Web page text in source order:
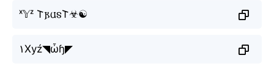
ˣ𝕐ᶻ 𐌕𐍂𐌵𐍃𐌕☣☯
۱Xуź◥ὦɧ◤